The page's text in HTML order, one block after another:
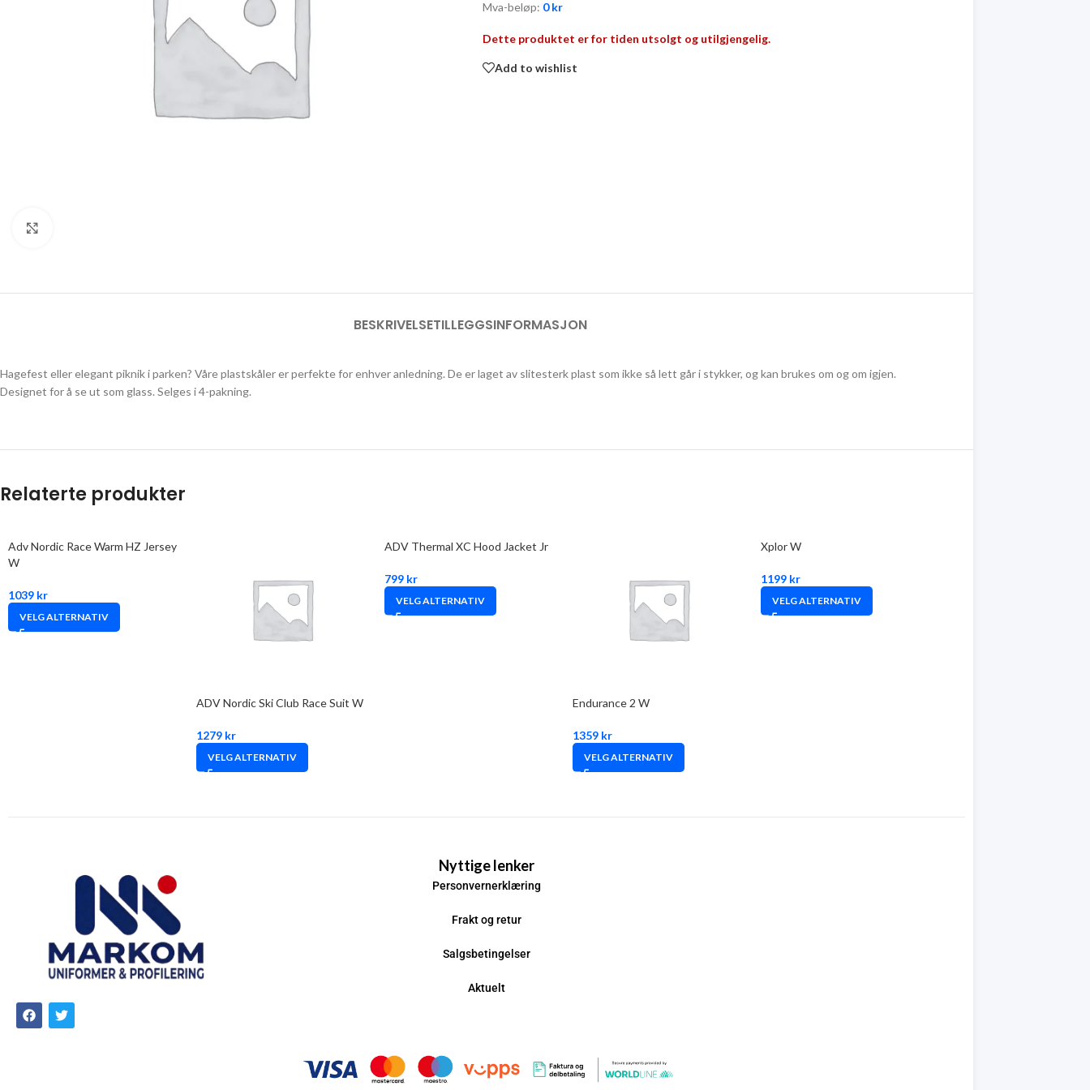
Mva-beløp: 0kr
Dette produktet er for tiden utsolgt og utilgjengelig.
Add to wishlist
BESKRIVELSETILLEGGSINFORMASJON
Hagefest eller elegant piknik i parken? Våre plastskåler er perfekte for enhver anledning. De er laget av slitesterk plast som ikke så lett går i stykker, og kan brukes om og om igjen.
Designet for å se ut som glass. Selges i 4-pakning.
Relaterte produkter
Adv Nordic Race Warm HZ Jersey
W
1039 kr
VELG ALTERNATIV
ADV Nordic Ski Club Race Suit W
1279 kr
VELG ALTERNATIV
ADV Thermal XC Hood Jacket Jr
799 kr
VELG ALTERNATIV
Endurance 2 W
1359 kr
VELG ALTERNATIV
Xplor W
1199 kr
VELG ALTERNATIV
Nyttige lenker
Personvernerklæring
Frakt og retur
Salgsbetingelser
Aktuelt